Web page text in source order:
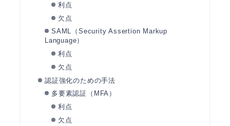
利点
欠点
SAML（Security Assertion Markup
Language）
利点
欠点
認証強化のための手法
多要素認証（MFA）
利点
欠点